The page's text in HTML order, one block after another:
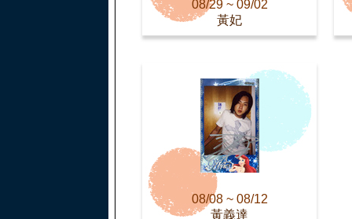
08/29 ~ 09/02
黃妃
08/08 ~ 08/12
黃義達